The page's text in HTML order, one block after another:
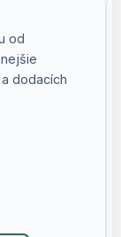
od
dodacích